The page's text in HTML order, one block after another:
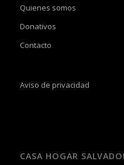
Quienes somos
Donativos
Contacto
Aviso de privacidad
CASA HOGAR